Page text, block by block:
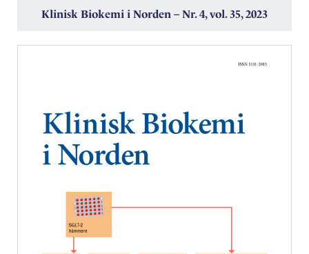
Klinisk Biokemi i Norden – Nr. 4, vol. 35, 2023